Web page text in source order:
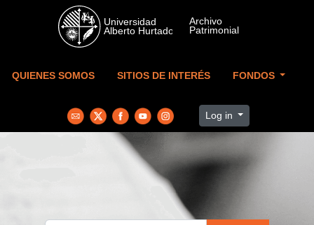
Skip to main content
QUIENES SOMOS SITIOS DE INTERÉS FONDOS
Log in